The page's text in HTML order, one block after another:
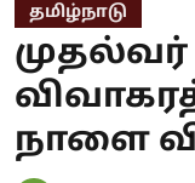
தமிழ்நாடு
நாளை